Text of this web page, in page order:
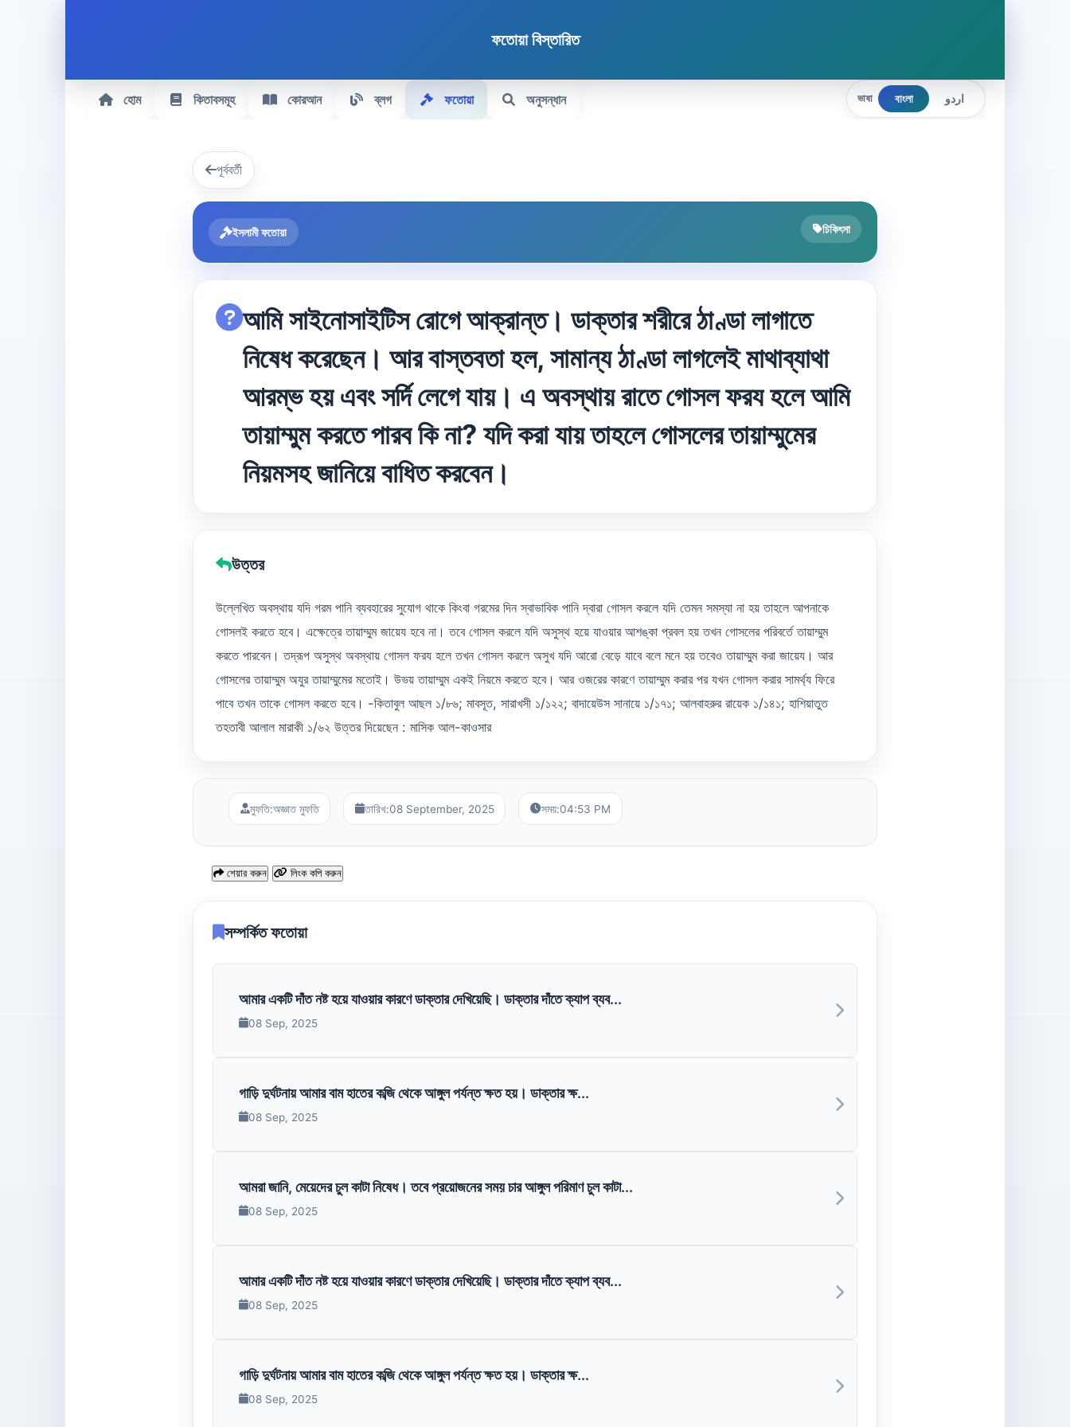
ফতোয়া বিস্তারিত
হোম কিতাবসমূহ কোরআন ব্লগ ফতোয়া অনুসন্ধান ভাষা বাংলা اردو
পূর্ববর্তী
ইসলামী ফতোয়া চিকিৎসা
আমি সাইনোসাইটিস রোগে আক্রান্ত। ডাক্তার শরীরে ঠাণ্ডা লাগাতে
নিষেধ করেছেন। আর বাস্তবতা হল, সামান্য ঠাণ্ডা লাগলেই মাথাব্যাথা
আরম্ভ হয় এবং সর্দি লেগে যায়। এ অবস্থায় রাতে গোসল ফরয হলে আমি
তায়াম্মুম করতে পারব কি না? যদি করা যায় তাহলে গোসলের তায়াম্মুমের
নিয়মসহ জানিয়ে বাধিত করবেন।
উত্তর
উল্লেখিত অবস্থায় যদি গরম পানি ব্যবহারের সুযোগ থাকে কিংবা গরমের দিন স্বাভাবিক পানি দ্বারা গোসল করলে যদি তেমন সমস্যা না হয় তাহলে আপনাকে
গোসলই করতে হবে। এক্ষেত্রে তায়াম্মুম জায়েয হবে না। তবে গোসল করলে যদি অসুস্থ হয়ে যাওয়ার আশঙ্কা প্রবল হয় তখন গোসলের পরিবর্তে তায়াম্মুম
করতে পারবেন। তদ্রূপ অসুস্থ অবস্থায় গোসল ফরয হলে তখন গোসল করলে অসুখ যদি আরো বেড়ে যাবে বলে মনে হয় তবেও তায়াম্মুম করা জায়েয। আর
গোসলের তায়াম্মুম অযুর তায়াম্মুমের মতোই। উভয় তায়াম্মুম একই নিয়মে করতে হবে। আর ওজরের কারণে তায়াম্মুম করার পর যখন গোসল করার সামর্থ্য ফিরে
পাবে তখন তাকে গোসল করতে হবে। -কিতাবুল আছল ১/৮৬; মাবসূত, সারাখসী ১/১২২; বাদায়েউস সানায়ে ১/১৭১; আলবাহরুর রায়েক ১/১৪১; হাশিয়াতুত
তহতাবী আলাল মারাকী ১/৬২ উত্তর দিয়েছেন : মাসিক আল-কাওসার
মুফতি:অজ্ঞাত মুফতি তারিখ:08 September, 2025 সময়:04:53 PM
শেয়ার করুন লিংক কপি করুন
সম্পর্কিত ফতোয়া
আমার একটি দাঁত নষ্ট হয়ে যাওয়ার কারণে ডাক্তার দেখিয়েছি। ডাক্তার দাঁতে ক্যাপ ব্যব...
08 Sep, 2025
গাড়ি দুর্ঘটনায় আমার বাম হাতের কব্জি থেকে আঙ্গুল পর্যন্ত ক্ষত হয়। ডাক্তার ক্ষ...
08 Sep, 2025
আমরা জানি, মেয়েদের চুল কাটা নিষেধ। তবে প্রয়োজনের সময় চার আঙ্গুল পরিমাণ চুল কাটা...
08 Sep, 2025
আমার একটি দাঁত নষ্ট হয়ে যাওয়ার কারণে ডাক্তার দেখিয়েছি। ডাক্তার দাঁতে ক্যাপ ব্যব...
08 Sep, 2025
গাড়ি দুর্ঘটনায় আমার বাম হাতের কব্জি থেকে আঙ্গুল পর্যন্ত ক্ষত হয়। ডাক্তার ক্ষ...
08 Sep, 2025